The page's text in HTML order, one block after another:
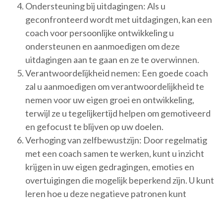
Ondersteuning bij uitdagingen: Als u
geconfronteerd wordt met uitdagingen, kan een
coach voor persoonlijke ontwikkeling u
ondersteunen en aanmoedigen om deze
uitdagingen aan te gaan en ze te overwinnen.
Verantwoordelijkheid nemen: Een goede coach
zal u aanmoedigen om verantwoordelijkheid te
nemen voor uw eigen groei en ontwikkeling,
terwijl ze u tegelijkertijd helpen om gemotiveerd
en gefocust te blijven op uw doelen.
Verhoging van zelfbewustzijn: Door regelmatig
met een coach samen te werken, kunt u inzicht
krijgen in uw eigen gedragingen, emoties en
overtuigingen die mogelijk beperkend zijn. U kunt
leren hoe u deze negatieve patronen kunt